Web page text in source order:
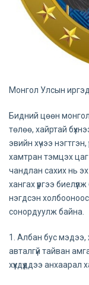
Монгол Улсын
Бидний цөөн
төлөө, хайртай
эвийн хүчээ нэгтгэн,
хамтран тэмцэх
чандлан сахих нь
хангах үүргээ
нэгдсэн
сонордуулж байна.
1. Албан бус мэдээ,
авталгүй тайван
хүүхдүүддээ